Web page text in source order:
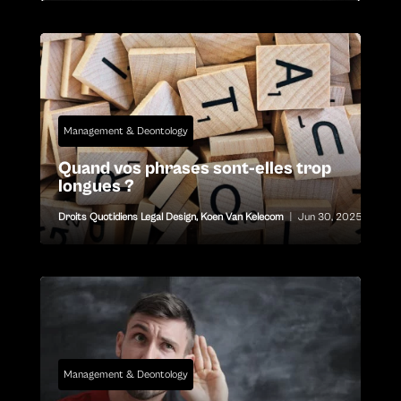
Management & Deontology
Quand vos phrases sont-elles trop
longues ?
Droits Quotidiens Legal Design, Koen Van Kelecom Jun 30, 2025
Management & Deontology